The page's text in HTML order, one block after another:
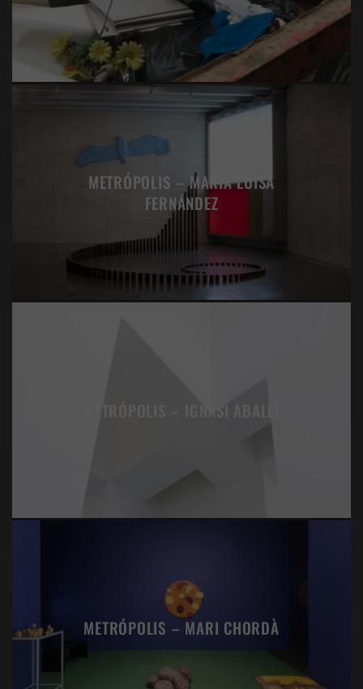
METRÓPOLIS – MARÍA LUISA
FERNÁNDEZ
METRÓPOLIS – MARI CHORDÀ